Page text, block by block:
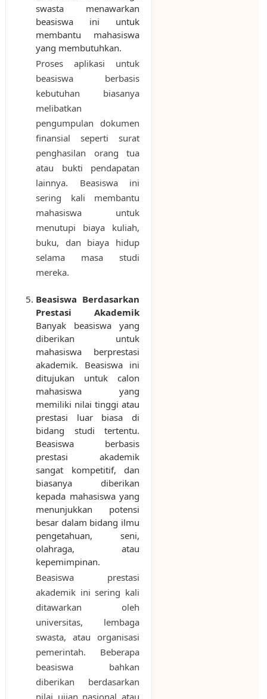
swasta menawarkan
beasiswa ini untuk
membantu mahasiswa
yang membutuhkan.
Proses aplikasi untuk
beasiswa berbasis
kebutuhan biasanya
melibatkan
pengumpulan dokumen
finansial seperti surat
penghasilan orang tua
atau bukti pendapatan
lainnya. Beasiswa ini
sering kali membantu
mahasiswa untuk
menutupi biaya kuliah,
buku, dan biaya hidup
selama masa studi
mereka.
Beasiswa Berdasarkan
Prestasi Akademik
Banyak beasiswa yang
diberikan untuk
mahasiswa berprestasi
akademik. Beasiswa ini
ditujukan untuk calon
mahasiswa yang
memiliki nilai tinggi atau
prestasi luar biasa di
bidang studi tertentu.
Beasiswa berbasis
prestasi akademik
sangat kompetitif, dan
biasanya diberikan
kepada mahasiswa yang
menunjukkan potensi
besar dalam bidang ilmu
pengetahuan, seni,
olahraga, atau
kepemimpinan.
Beasiswa prestasi
akademik ini sering kali
ditawarkan oleh
universitas, lembaga
swasta, atau organisasi
pemerintah. Beberapa
beasiswa bahkan
diberikan berdasarkan
nilai ujian nasional atau